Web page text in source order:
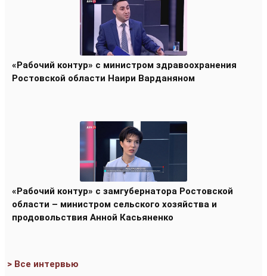
«Рабочий контур» с министром здравоохранения
Ростовской области Наири Варданяном
«Рабочий контур» с замгубернатора Ростовской
области – министром сельского хозяйства и
продовольствия Анной Касьяненко
> Все интервью